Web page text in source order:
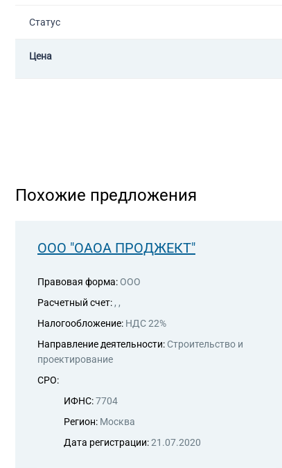
Статус
Цена
Похожие предложения
ООО "ОАОА ПРОДЖЕКТ"
Правовая форма: ООО
Расчетный счет: , ,
Налогообложение: НДС 22%
Направление деятельности: Строительство и
проектирование
СРО:
ИФНС:7704
Регион: Москва
Дата регистрации:21.07.2020